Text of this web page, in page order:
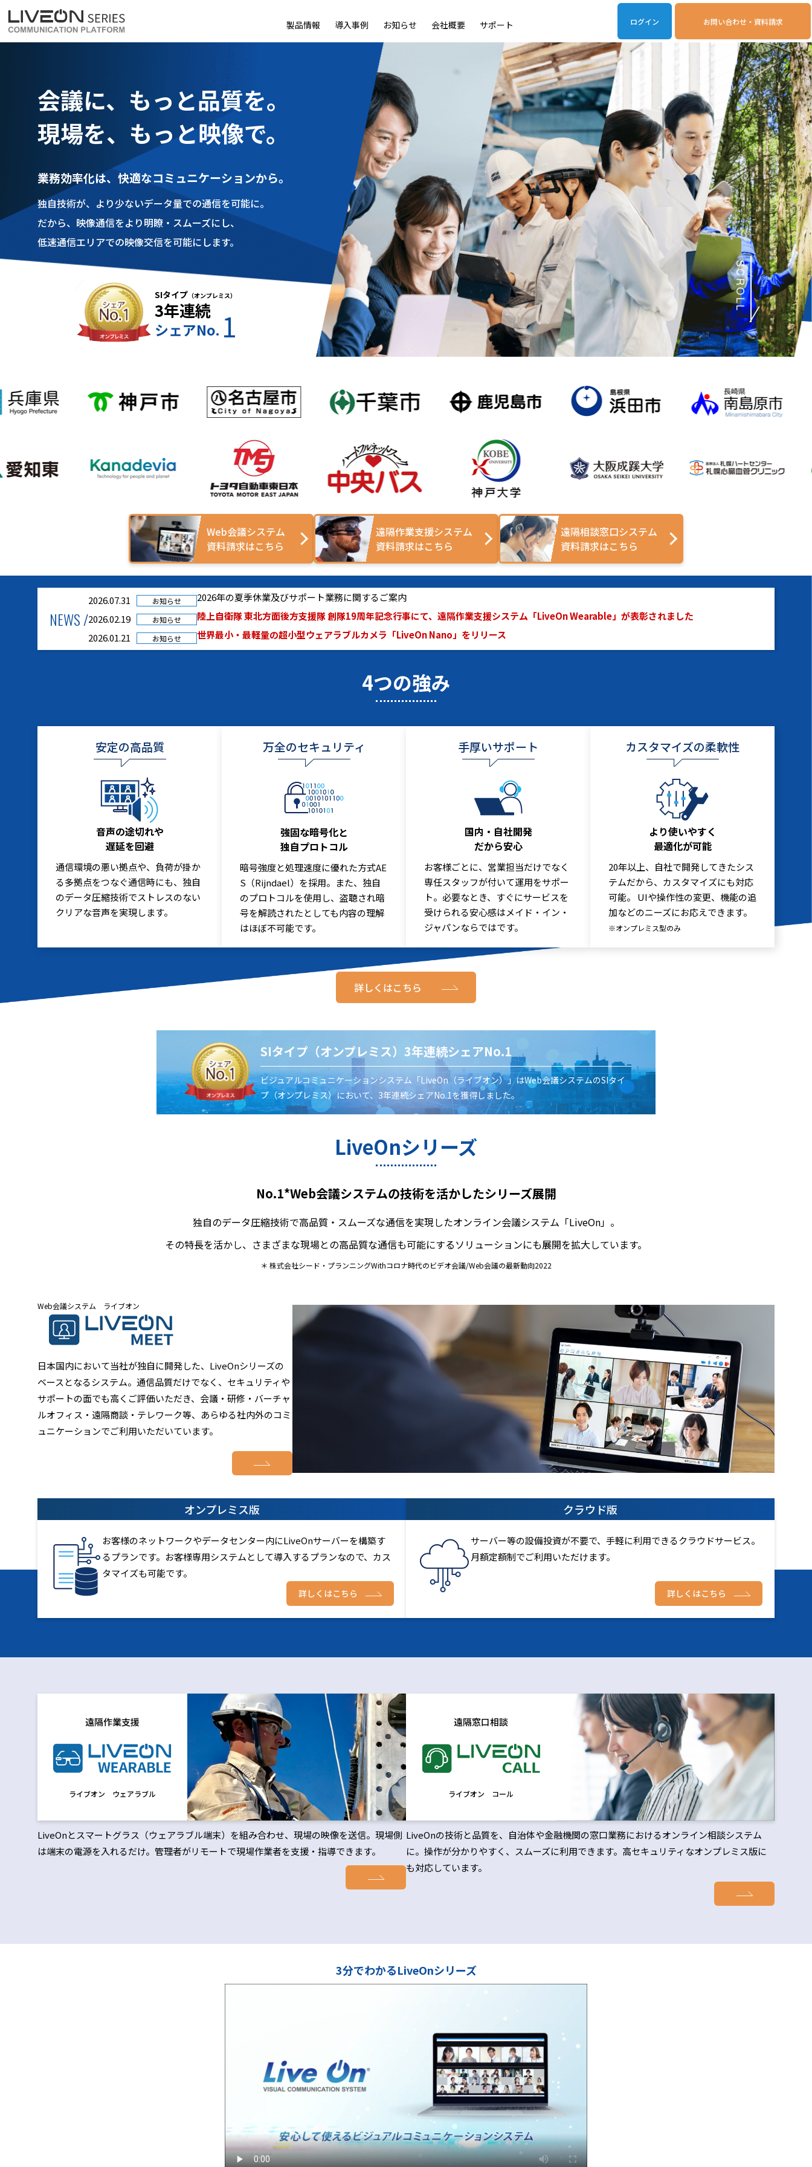
ログイン お問い合わせ・資料請求
製品情報
LiveOn Chat LiveOn SSO+LiveOn連携アプリ動作環境
導入事例 お知らせ 会社概要 サポート
会議に、もっと品質を。
現場を、もっと映像で。
業務効率化は、快適なコミュニケーションから。
独自技術が、より少ないデータ量での通信を可能に。
だから、映像通信をより明瞭・スムーズにし、
低速通信エリアでの映像交信を可能にします。
SIタイプ （オンプレミス）
3年連続
シェアNo. 1
SCROLL
Web会議システム
資料請求はこちら
遠隔作業支援システム
資料請求はこちら
遠隔相談窓口システム
資料請求はこちら
NEWS /
2026.07.31 お知らせ
2026年の夏季休業及びサポート業務に関するご案内
2026.02.19
お知らせ
陸上自衛隊 東北方面後方支援隊 創隊19周年記念行事にて、遠隔作業支援システム「LiveOn Wearable」が表彰されました
2026.01.21
お知らせ 世界最小・最軽量の超小型ウェアラブルカメラ「LiveOn Nano」をリリース
4つの強み
安定の高品質
音声の途切れや
遅延を回避
通信環境の悪い拠点や、負荷が掛か
る多拠点をつなぐ通信時にも、独自
のデータ圧縮技術でストレスのない
クリアな音声を実現します。
万全のセキュリティ
強固な暗号化と
独自プロトコル
暗号強度と処理速度に優れた方式AE
S（Rijndael）を採用。また、独自
のプロトコルを使用し、盗聴され暗
号を解読されたとしても内容の理解
はほぼ不可能です。
手厚いサポート
国内・自社開発
だから安心
お客様ごとに、営業担当だけでなく
専任スタッフが付いて運用をサポー
ト。必要なとき、すぐにサービスを
受けられる安心感はメイド・イン・
ジャパンならではです。
カスタマイズの柔軟性
より使いやすく
最適化が可能
20年以上、自社で開発してきたシス
テムだから、カスタマイズにも対応
可能。 UIや操作性の変更、機能の追
加などのニーズにお応えできます。
※オンプレミス型のみ
詳しくはこちら
SIタイプ（オンプレミス）3年連続シェアNo.1
ビジュアルコミュニケーションシステム「LiveOn（ライブオン）」はWeb会議システムのSIタイ
プ（オンプレミス）において、3年連続シェアNo.1を獲得しました。
LiveOnシリーズ
No.1*Web会議システムの技術を活かしたシリーズ展開
独自のデータ圧縮技術で高品質・スムーズな通信を実現したオンライン会議システム「LiveOn」。
その特長を活かし、さまざまな現場との高品質な通信も可能にするソリューションにも展開を拡大しています。
＊ 株式会社シード・プランニングWithコロナ時代のビデオ会議/Web会議の最新動向2022
Web会議システム ライブオン
日本国内において当社が独自に開発した、LiveOnシリーズの
ベースとなるシステム。通信品質だけでなく、セキュリティや
サポートの面でも高くご評価いただき、会議・研修・バーチャ
ルオフィス・遠隔商談・テレワーク等、あらゆる社内外のコミ
ュニケーションでご利用いただいています。
オンプレミス版
お客様のネットワークやデータセンター内にLiveOnサーバーを構築す
るプランです。お客様専用システムとして導入するプランなので、カス
タマイズも可能です。
詳しくはこちら
クラウド版
サーバー等の設備投資が不要で、手軽に利用できるクラウドサービス。
月額定額制でご利用いただけます。
詳しくはこちら
遠隔作業支援
ライブオン ウェアラブル
LiveOnとスマートグラス（ウェアラブル端末）を組み合わせ、現場の映像を送信。現場側
は端末の電源を入れるだけ。管理者がリモートで現場作業者を支援・指導できます。
遠隔窓口相談
ライブオン コール
LiveOnの技術と品質を、自治体や金融機関の窓口業務におけるオンライン相談システム
に。操作が分かりやすく、スムーズに利用できます。高セキュリティなオンプレミス版に
も対応しています。
3分でわかるLiveOnシリーズ